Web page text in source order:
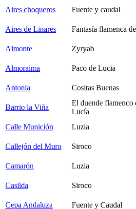
Aires choqueros
Fuente y caudal
Aires de Linares
Fantasía flamenca
Almonte
Zyryab
Almoraima
Paco de Lucia
Antonia
Cositas Buenas
Barrio la Viña
El duende flamenco
Lucía
Calle Munición
Luzia
Callejón del Muro
Siroco
Camarón
Luzia
Casilda
Siroco
Cepa Andaluza
Fuente y Caudal